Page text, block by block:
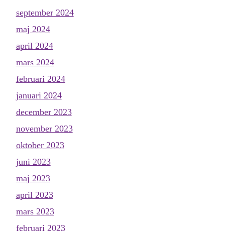
september 2024
maj 2024
april 2024
mars 2024
februari 2024
januari 2024
december 2023
november 2023
oktober 2023
juni 2023
maj 2023
april 2023
mars 2023
februari 2023